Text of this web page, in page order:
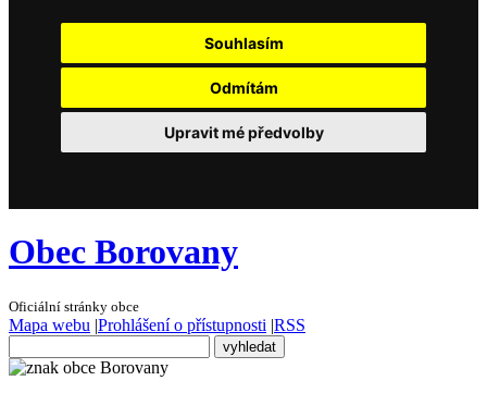
Souhlasím
Odmítám
Upravit mé předvolby
Obec Borovany
Oficiální stránky obce
Mapa webu |Prohlášení o přístupnosti |RSS